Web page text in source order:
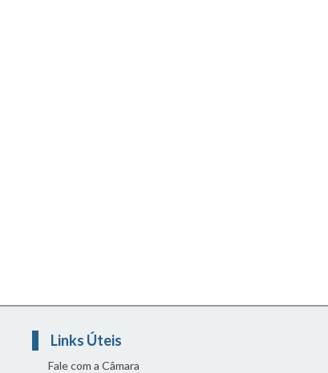
Links Úteis
Fale com a Câmara